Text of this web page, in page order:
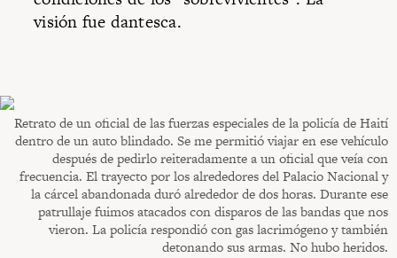
visión fue dantesca.
Retrato de un oficial de las fuerzas especiales de la policía de Haití
dentro de un auto blindado. Se me permitió viajar en ese vehículo
después de pedirlo reiteradamente a un oficial que veía con
frecuencia. El trayecto por los alrededores del Palacio Nacional y
la cárcel abandonada duró alrededor de dos horas. Durante ese
patrullaje fuimos atacados con disparos de las bandas que nos
vieron. La policía respondió con gas lacrimógeno y también
detonando sus armas. No hubo heridos.